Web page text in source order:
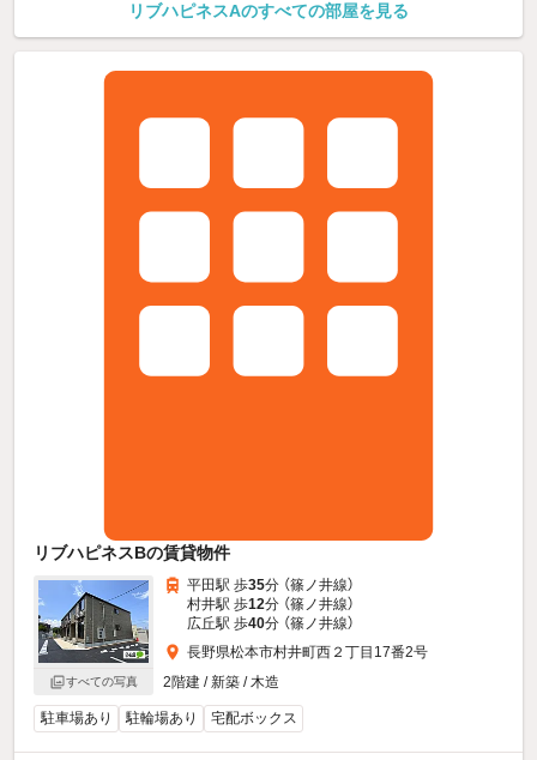
リブハピネスAのすべての部屋を見る
リブハピネスBの賃貸物件
すべての写真
平田駅 歩35分 （篠ノ井線）
村井駅 歩12分 （篠ノ井線）
広丘駅 歩40分 （篠ノ井線）
長野県松本市村井町西２丁目17番2号
2階建 / 新築 / 木造
駐車場あり 駐輪場あり 宅配ボックス